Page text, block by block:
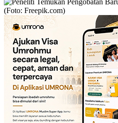
(Foto: Freepik.com)